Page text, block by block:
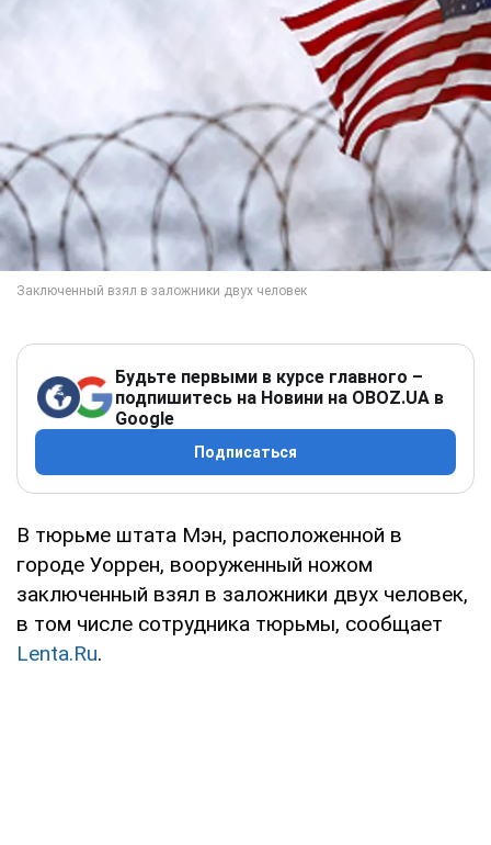
Будьте первыми в курсе главного –
подпишитесь на Новини на OBOZ.UA в
Google
Подписаться
В тюрьме штата Мэн, расположенной в
городе Уоррен, вооруженный ножом
заключенный взял в заложники двух человек,
в том числе сотрудника тюрьмы, сообщает
Lenta.Ru.